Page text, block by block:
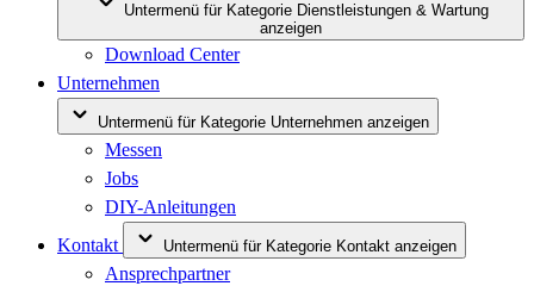
Untermenü für Kategorie Dienstleistungen & Wartung
anzeigen
Download Center
Unternehmen
Untermenü für Kategorie Unternehmen anzeigen
Messen
Jobs
DIY-Anleitungen
Kontakt
Untermenü für Kategorie Kontakt anzeigen
Ansprechpartner